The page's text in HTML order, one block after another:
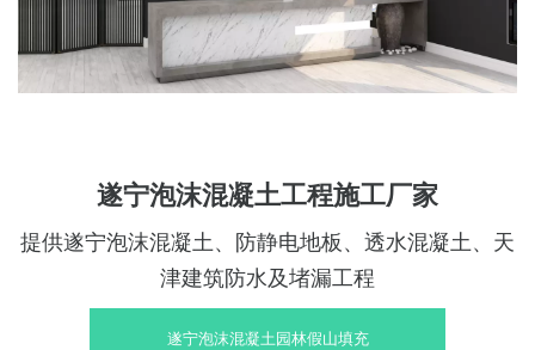
遂宁泡沫混凝土工程施工厂家
提供遂宁泡沫混凝土、防静电地板、透水混凝土、天
津建筑防水及堵漏工程
遂宁泡沫混凝土园林假山填充